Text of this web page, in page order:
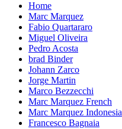
Home
Marc Marquez
Fabio Quartararo
Miguel Oliveira
Pedro Acosta
brad Binder
Johann Zarco
Jorge Martin
Marco Bezzecchi
Marc Marquez French
Marc Marquez Indonesia
Francesco Bagnaia